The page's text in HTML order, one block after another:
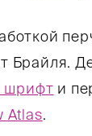
Брайля.
шрифт и
Atlas.